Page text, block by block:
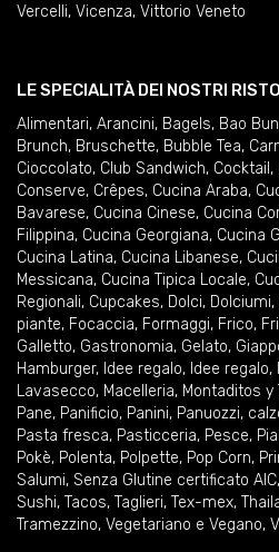
Vercelli, Vicenza, Vittorio Veneto
LE SPECIALITÀ DEI NOSTRI
Alimentari, Arancini, Bagels, Bao
Brunch, Bruschette, Bubble Tea,
Cioccolato, Club Sandwich, Cocktail ,
Conserve, Crêpes, Cucina Araba,
Bavarese, Cucina Cinese, Cucina
Filippina, Cucina Georgiana, Cucina
Cucina Latina, Cucina Libanese,
Messicana, Cucina Tipica Locale,
Regionali, Cupcakes, Dolci, Dolciumi,
piante, Focaccia, Formaggi, Frico,
Galletto, Gastronomia, Gelato,
Hamburger, Idee regalo, Idee regalo,
Lavasecco, Macelleria, Montaditos y
Pane, Panificio, Panini, Panuozzi,
Pasta fresca, Pasticceria, Pesce,
Pokè, Polenta, Polpette, Pop Corn,
Salumi, Senza Glutine certificato AIC,
Sushi, Tacos, Taglieri, Tex-mex,
Tramezzino, Vegetariano e Vegano,